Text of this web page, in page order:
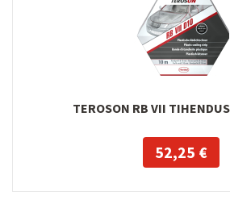
TEROSON RB VII
52,25 €